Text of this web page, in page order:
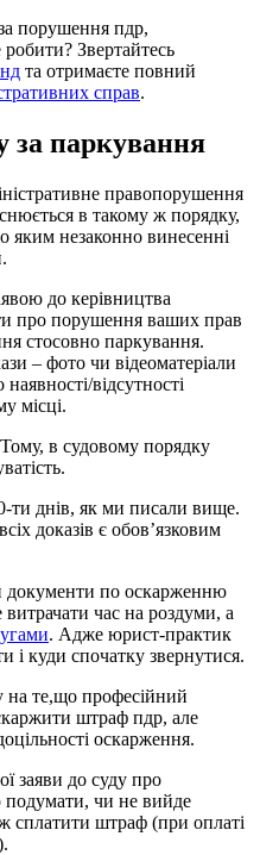
порушення пдр,
Звертайтесь
та отримаєте повний
справ.
паркування
правопорушення
в такому ж порядку,
яким незаконно винесенні
до керівництва
про порушення ваших прав
стосовно паркування.
– фото чи відеоматеріали
відсутності
місці.
в судовому порядку
ти днів, як ми писали вище.
доказів є обов’язковим
по оскарженню
час на роздуми, а
. Адже юрист-практик
і куди спочатку звернутися.
на те,що професійний
штраф пдр, але
оскарження.
заяви до суду про
подумати, чи не вийде
сплатити штраф (при оплаті